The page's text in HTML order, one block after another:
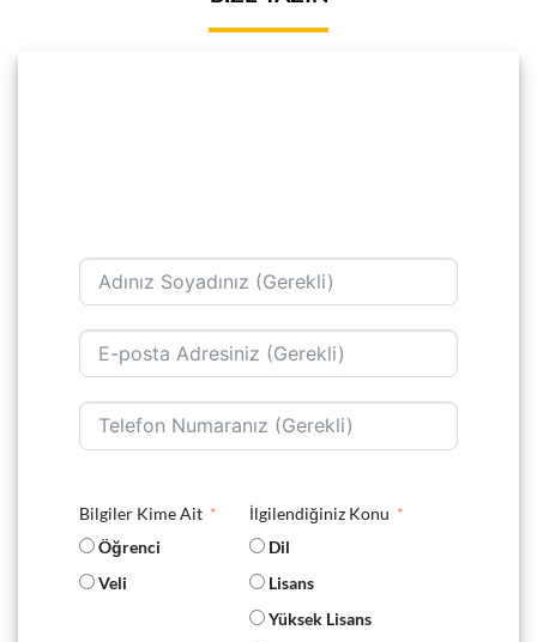
Bilgiler Kime Ait
Öğrenci
Veli
İlgilendiğiniz Konu
Dil
Lisans
Yüksek Lisans